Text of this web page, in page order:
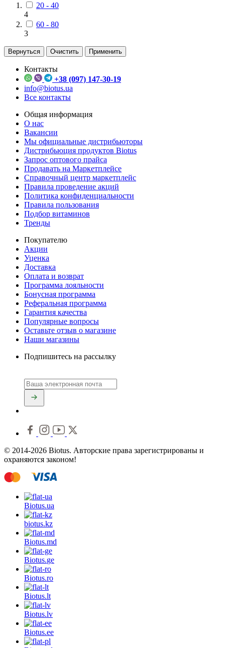
20 - 40
4
60 - 80
3
Вернуться Очистить Применить
Контакты
+38 (097) 147-30-19
info@biotus.ua
Все контакты
Общая информация
О нас
Вакансии
Мы официальные дистрибьюторы
Дистрибьюция продуктов Biotus
Запрос оптового прайса
Продавать на Маркетплейсе
Справочный центр маркетплейс
Правила проведение акций
Политика конфиденциальности
Правила пользования
Подбор витаминов
Тренды
Покупателю
Акции
Уценка
Доставка
Оплата и возврат
Программа лояльности
Бонусная программа
Реферальная программа
Гарантия качества
Популярные вопросы
Оставьте отзыв о магазине
Наши магазины
Подпишитесь на рассылку
© 2014-2026 Biotus. Авторские права зарегистрированы и
охраняются законом!
Biotus.ua
biotus.kz
Biotus.md
Biotus.ge
Biotus.ro
Biotus.lt
Biotus.lv
Biotus.ee